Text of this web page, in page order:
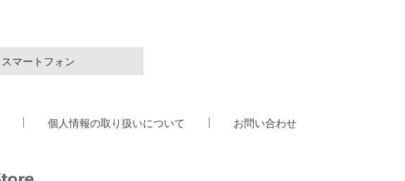
スマートフォン
個人情報の取り扱いについて お問い合わせ